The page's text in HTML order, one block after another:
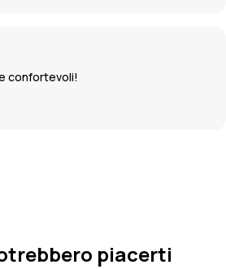
confortevoli!
piacerti